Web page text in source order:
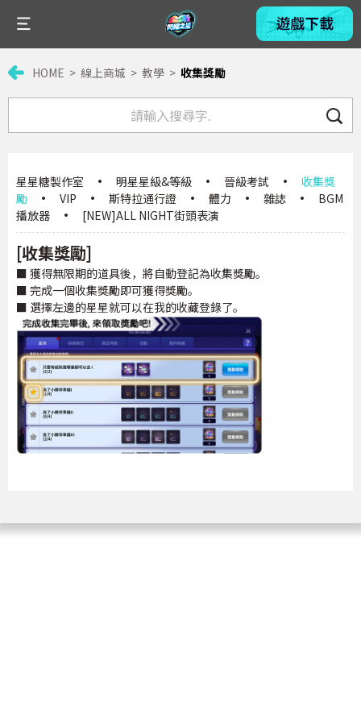
HOME 線上商城 教學 收集獎勵
星星糖製作室 · 明星星級&等級 · 晉級考試 ·
收集獎
勵
· VIP · 斯特拉通行證 · 體力 · 雜誌 ·
BGM
播放器
· [NEW]ALL NIGHT街頭表演
[收集獎勵]
■ 獲得無限期的道具後，將自動登記為收集獎勵。
■ 完成一個收集獎勵即可獲得獎勵。
■ 選擇左邊的星星就可以在我的收藏登錄了。